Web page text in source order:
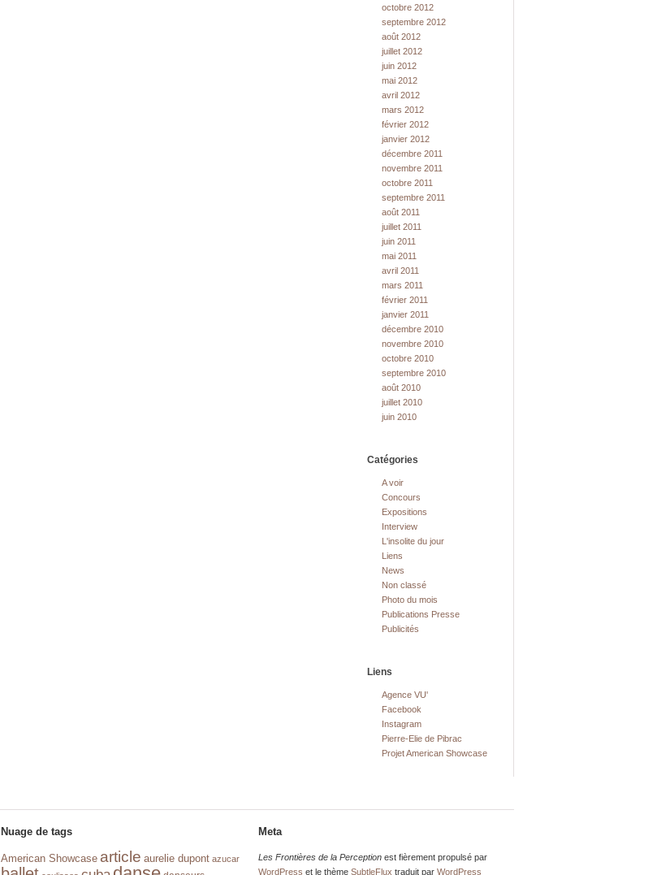
octobre 2012
septembre 2012
août 2012
juillet 2012
juin 2012
mai 2012
avril 2012
mars 2012
février 2012
janvier 2012
décembre 2011
novembre 2011
octobre 2011
septembre 2011
août 2011
juillet 2011
juin 2011
mai 2011
avril 2011
mars 2011
février 2011
janvier 2011
décembre 2010
novembre 2010
octobre 2010
septembre 2010
août 2010
juillet 2010
juin 2010
Catégories
A voir
Concours
Expositions
Interview
L'insolite du jour
Liens
News
Non classé
Photo du mois
Publications Presse
Publicités
Liens
Agence VU'
Facebook
Instagram
Pierre-Elie de Pibrac
Projet American Showcase
Nuage de tags
American Showcase article aurelie dupont azucar
Meta
Les Frontières de la Perception est fièrement propulsé par
WordPress et le thèmeSubtleFlux traduit parWordPress